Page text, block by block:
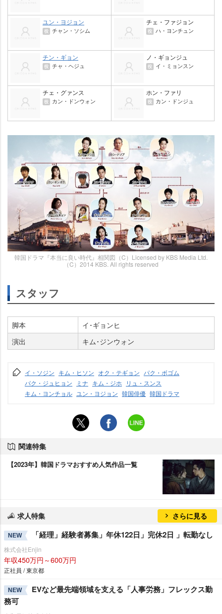
ユン・ヨジョン
役 チャン・ソシム
チェ・ファジョン
役 ハ・ヨンチュン
チン・ギョン
役 チャ・ヘジュ
ノ・ギョンジュ
役 イ・ミョンスン
チェ・グァンス
役 カン・ドンウォン
ホン・ファリ
役 カン・ドンジュ
韓国ドラマ『本当に良い時代』相関図（C）Licensed by KBS Media Ltd.
（C）2014 KBS. All rights reserved
スタッフ
脚本
イ･ギョンヒ
演出
キム･ジンウォン
イ・ソジン キム・ヒソン オク・テギョン パク・ボゴム
パク・ジュヒョン
ミナ キム・ジホ
リュ・スンス
キム・ヨンチョル ユン・ヨジョン 韓国俳優 韓国ドラマ
関連特集
【2023年】韓国ドラマおすすめ人気作品一覧
求人特集 さらに見る
NEW 「経理」経験者募集」年休122日」完休2日 」転勤なし
株式会社Enjin
年収450万円～600万円
正社員 / 東京都
NEW
EVなど最先端領域を支える「人事労務」フレックス勤
務可